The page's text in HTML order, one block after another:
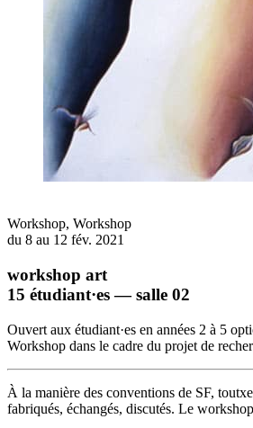
Workshop, Workshop
du 8 au 12 fév. 2021
workshop art
15 étudiant·es — salle 02
Ouvert aux étudiant·es en années 2 à 5
Workshop dans le cadre du projet de
À la manière des conventions de SF,
fabriqués, échangés, discutés. Le